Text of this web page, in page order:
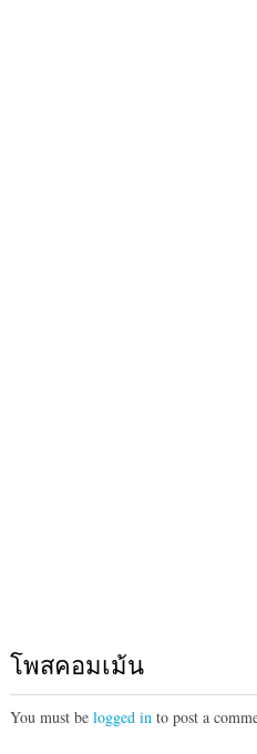
โพสคอมเม้น
You must be logged into post a